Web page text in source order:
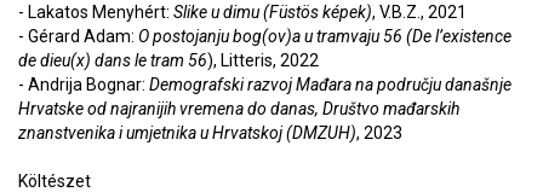
- Lakatos Menyhért: Slike u dimu (Füstös képek), V.B.Z., 2021
- Gérard Adam: O postojanju bog(ov)a u tramvaju 56 (De l’existence
de dieu(x) dans le tram 56), Litteris, 2022
- Andrija Bognar: Demografski razvoj Mađara na području današnje
Hrvatske od najranijih vremena do danas, Društvo mađarskih
znanstvenika i umjetnika u Hrvatskoj (DMZUH), 2023
Költészet